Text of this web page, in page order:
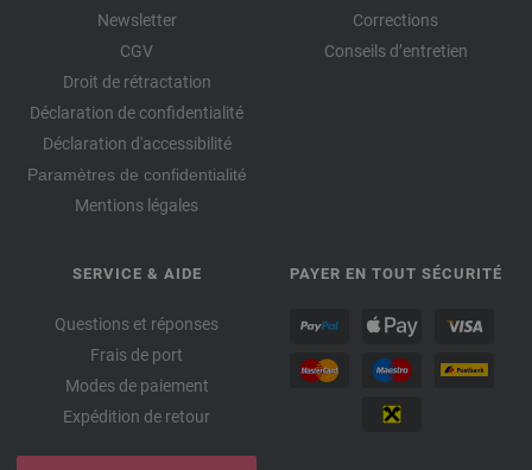
Newsletter
CGV
Droit de rétractation
Déclaration de confidentialité
Déclaration d'accessibilité
Paramètres de confidentialité
Mentions légales
Corrections
Conseils d’entretien
SERVICE & AIDE
Questions et réponses
Frais de port
Modes de paiement
Expédition de retour
PAYER EN TOUT SÉCURITÉ